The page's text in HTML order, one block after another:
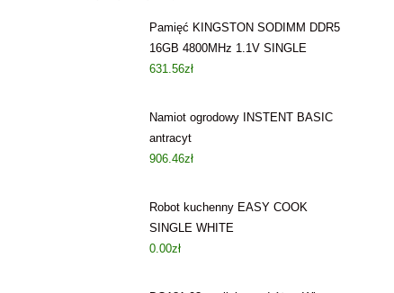
Pamięć KINGSTON SODIMM DDR5
16GB 4800MHz 1.1V SINGLE
631.56zł
Namiot ogrodowy INSTENT BASIC
antracyt
906.46zł
Robot kuchenny EASY COOK
SINGLE WHITE
0.00zł